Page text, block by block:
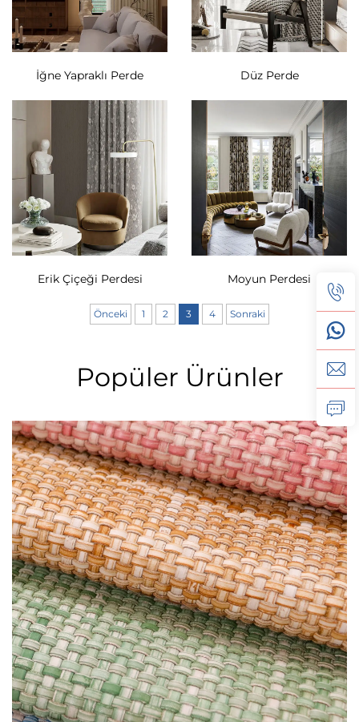
İğne Yapraklı Perde Düz Perde
Erik Çiçeği Perdesi Moyun Perdesi
Önceki 1 2 3 4 Sonraki
Popüler Ürünler